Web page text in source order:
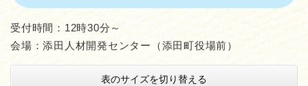
受付時間：12時30分～
会場：添田人材開発センター（添田町役場前）
表のサイズを切り替える